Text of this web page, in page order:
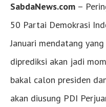
SabdaNews.com –
50 Partai Demokrasi
Januari mendatang
diprediksi akan jadi
bakal calon presiden
akan diusung PDI